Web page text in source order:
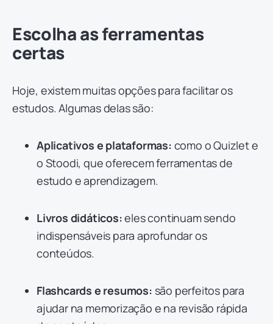
Escolha as ferramentas
certas
Hoje, existem muitas opções para facilitar os
estudos. Algumas delas são:
Aplicativos e plataformas: como o Quizlet e
o Stoodi, que oferecem ferramentas de
estudo e aprendizagem.
Livros didáticos:eles continuam sendo
indispensáveis para aprofundar os
conteúdos.
Flashcards e resumos: são perfeitos para
ajudar na memorização e na revisão rápida